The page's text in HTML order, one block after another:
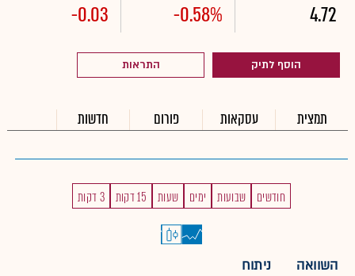
4.72
-0.58%
-0.03
הוסף לתיק התראות
תמצית עסקאות פורום חדשות
חודשים שבועות ימים שעות 15 דקות 3 דקות
השוואה ניתוח